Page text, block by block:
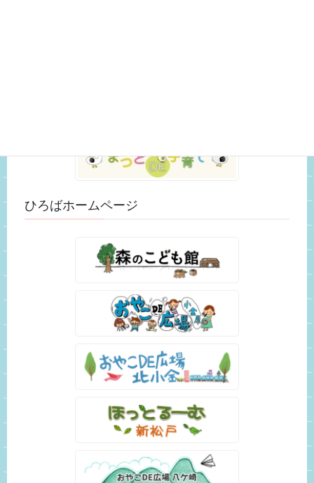
ひろばホームページ